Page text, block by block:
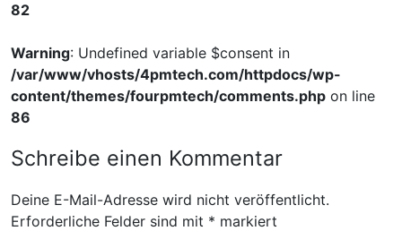
82
Warning: Undefined variable $consent in
/var/www/vhosts/4pmtech.com/httpdocs/wp-
content/themes/fourpmtech/comments.php on line
86
Schreibe einen Kommentar
Deine E-Mail-Adresse wird nicht veröffentlicht.
Erforderliche Felder sind mit * markiert